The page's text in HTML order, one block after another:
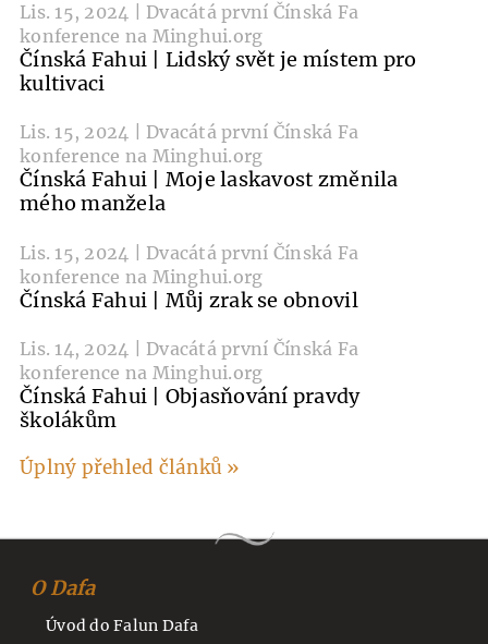
Lis. 15, 2024 | Dvacátá první Čínská Fa
konference na Minghui.org
Čínská Fahui | Lidský svět je místem pro
kultivaci
Lis. 15, 2024 | Dvacátá první Čínská Fa
konference na Minghui.org
Čínská Fahui | Moje laskavost změnila
mého manžela
Lis. 15, 2024 | Dvacátá první Čínská Fa
konference na Minghui.org
Čínská Fahui | Můj zrak se obnovil
Lis. 14, 2024 | Dvacátá první Čínská Fa
konference na Minghui.org
Čínská Fahui | Objasňování pravdy
školákům
Úplný přehled článků »
O Dafa
Úvod do Falun Dafa